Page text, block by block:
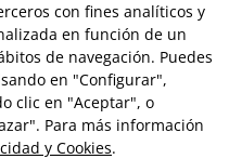
con fines analíticos y
en función de un
de navegación. Puedes
en "Configurar",
clic en "Aceptar", o
Para más información
y Cookies.